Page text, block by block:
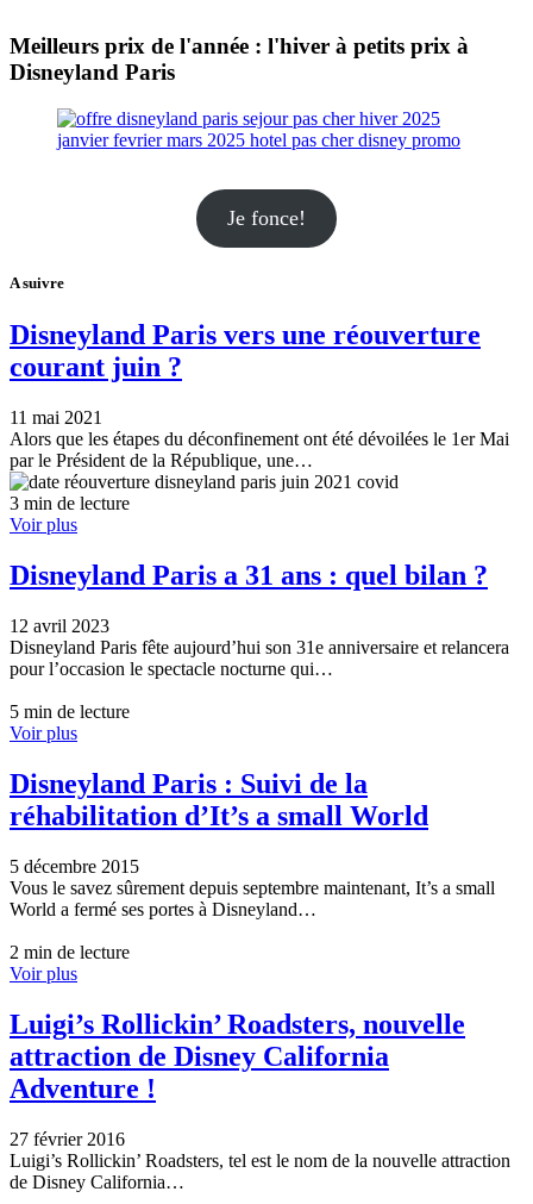
Meilleurs prix de l'année : l'hiver à petits prix à
Disneyland Paris
Je fonce!
A suivre
Disneyland Paris vers une réouverture
courant juin ?
11 mai 2021
Alors que les étapes du déconfinement ont été dévoilées le 1er Mai
par le Président de la République, une…
3 min de lecture
Voir plus
Disneyland Paris a 31 ans : quel bilan ?
12 avril 2023
Disneyland Paris fête aujourd’hui son 31e anniversaire et relancera
pour l’occasion le spectacle nocturne qui…
5 min de lecture
Voir plus
Disneyland Paris : Suivi de la
réhabilitation d’It’s a small World
5 décembre 2015
Vous le savez sûrement depuis septembre maintenant, It’s a small
World a fermé ses portes à Disneyland…
2 min de lecture
Voir plus
Luigi’s Rollickin’ Roadsters, nouvelle
attraction de Disney California
Adventure !
27 février 2016
Luigi’s Rollickin’ Roadsters, tel est le nom de la nouvelle attraction
de Disney California…